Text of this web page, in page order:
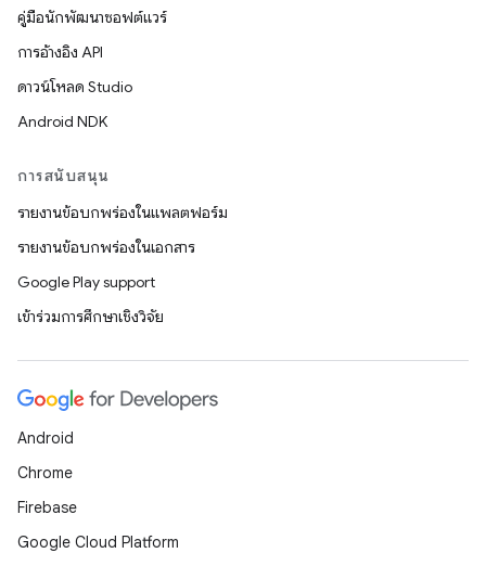
คู่มือนักพัฒนาซอฟต์แวร์
การอ้างอิง API
ดาวน์โหลด Studio
Android NDK
การสนับสนุน
รายงานข้อบกพร่องในแพลตฟอร์ม
รายงานข้อบกพร่องในเอกสาร
Google Play support
เข้าร่วมการศึกษาเชิงวิจัย
Android
Chrome
Firebase
Google Cloud Platform